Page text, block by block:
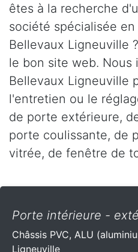
êtes à la recherche
société spécialisée
Bellevaux Ligneuville
le bon site web. Nous
Bellevaux Ligneuville
l'entretien ou le
de porte extérieure,
porte coulissante, de
vitrée, de fenêtre de
Porte intérieure -
Châssis PVC, ALU
Ligneuville